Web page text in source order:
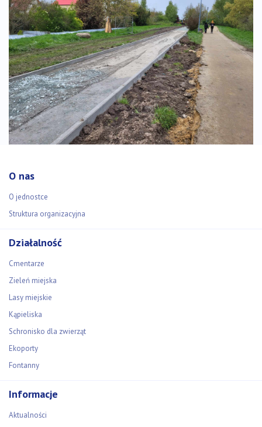
O nas
O jednostce
Struktura organizacyjna
Działalność
Cmentarze
Zieleń miejska
Lasy miejskie
Kąpieliska
Schronisko dla zwierząt
Ekoporty
Fontanny
Informacje
Aktualności